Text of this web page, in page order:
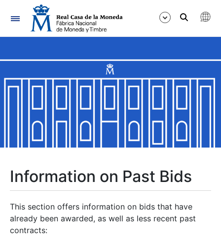
Navigation
Show/Hide
Show/Hide
Show/Hide
Information on Past Bids
This section offers information on bids that have
already been awarded, as well as less recent past
contracts: